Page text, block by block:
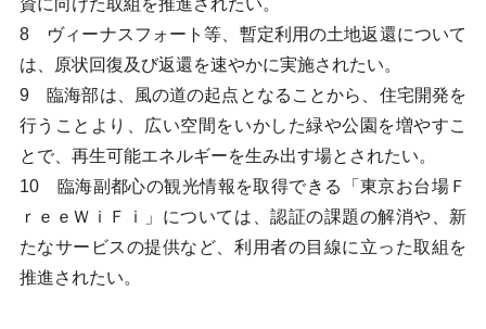
資に向けた取組を推進されたい。
8 ヴィーナスフォート等、暫定利用の土地返還について
は、原状回復及び返還を速やかに実施されたい。
9 臨海部は、風の道の起点となることから、住宅開発を
行うことより、広い空間をいかした緑や公園を増やすこ
とで、再生可能エネルギーを生み出す場とされたい。
10 臨海副都心の観光情報を取得できる「東京お台場Ｆ
ｒｅｅＷｉＦｉ」については、認証の課題の解消や、新
たなサービスの提供など、利用者の目線に立った取組を
推進されたい。